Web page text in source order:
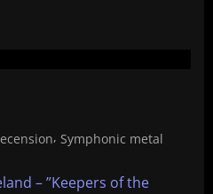
, Symphonic metal
– ”Keepers of the